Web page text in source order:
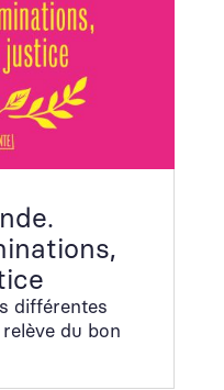
dif­férentes
du bon